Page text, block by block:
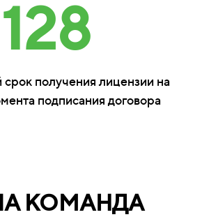
128
получения лицензии на
подписания договора
КОМАНДА